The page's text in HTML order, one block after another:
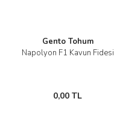
Gento Tohum
Napolyon F1 Kavun Fidesi
0,00 TL